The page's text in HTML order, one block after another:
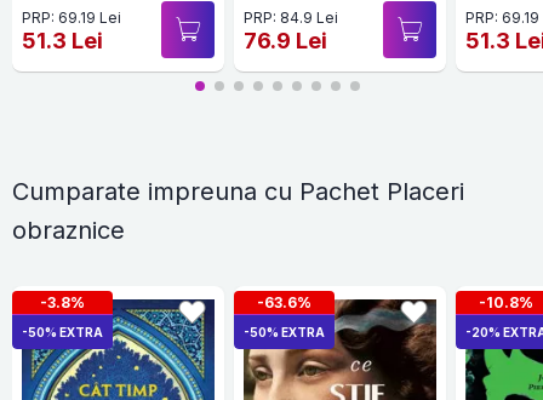
PRP: 69.19 Lei
51.3 Lei
PRP: 84.9 Lei
76.9 Lei
PRP:
51.3
Cumparate impreuna cu Pachet Placeri
obraznice
-3.8%
-50% EXTRA
-63.6%
-50% EXTRA
-10.8%
-20%